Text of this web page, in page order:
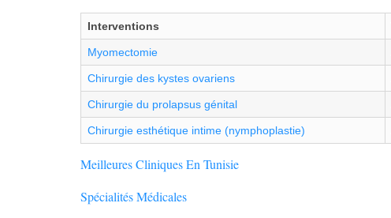
Interventions
Myomectomie
Chirurgie des kystes ovariens
Chirurgie du prolapsus génital
Chirurgie esthétique intime (nymphoplastie)
Meilleures Cliniques En Tunisie
Spécialités Médicales